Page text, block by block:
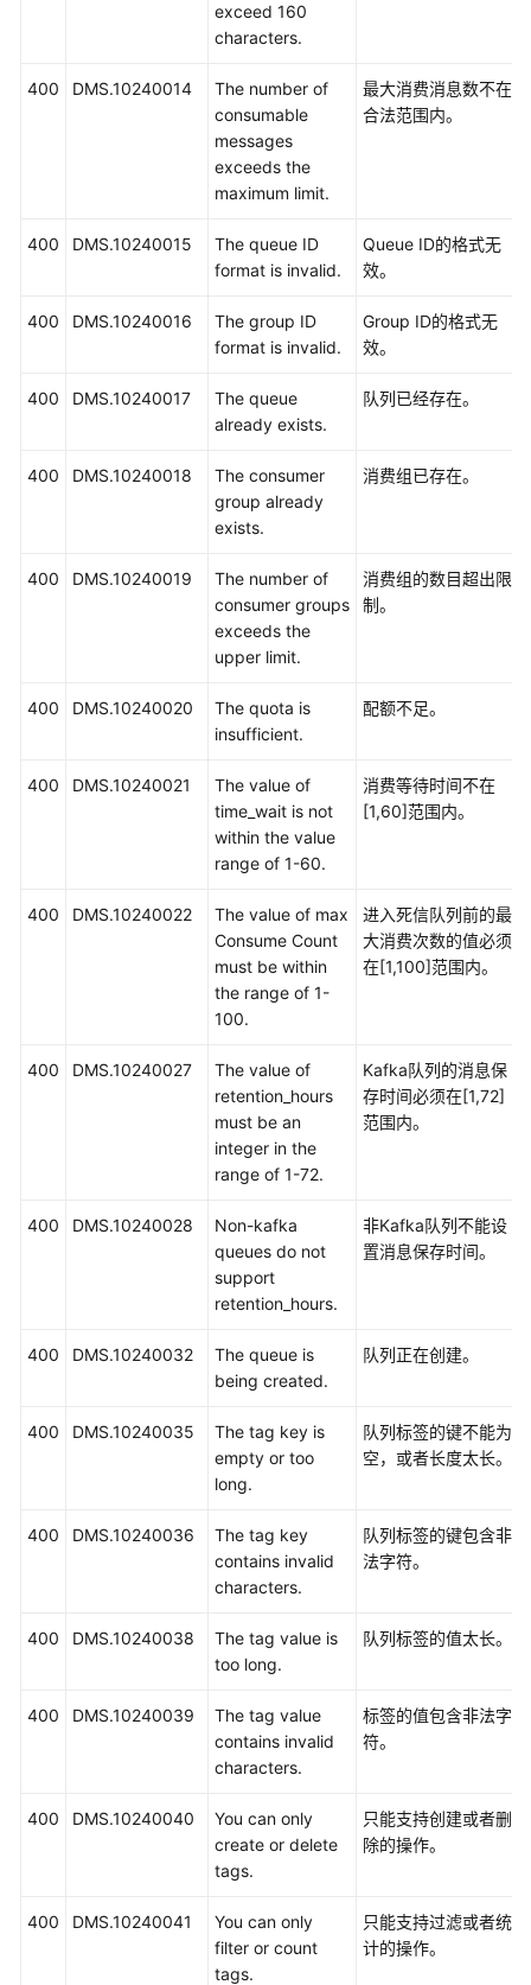
exceed 160
characters.
400 DMS.10240014
The number of
consumable
messages
exceeds the
maximum limit.
最大消费消息数不在
合法范围内。
400 DMS.10240015
The queue ID
format is invalid.
Queue ID的格式无
效。
400 DMS.10240016
The group ID
format is invalid.
Group ID的格式无
效。
400 DMS.10240017
The queue
already exists.
队列已经存在。
400 DMS.10240018
The consumer
group already
exists.
消费组已存在。
400 DMS.10240019
The number of
consumer groups
exceeds the
upper limit.
消费组的数目超出限
制。
400 DMS.10240020
The quota is
insufficient.
配额不足。
400 DMS.10240021
The value of
time_wait is not
within the value
range of 1-60.
消费等待时间不在
[1,60]范围内。
400 DMS.10240022
The value of max
Consume Count
must be within
the range of 1-
100.
进入死信队列前的最
大消费次数的值必须
在[1,100]范围内。
400 DMS.10240027
The value of
retention_hours
must be an
integer in the
range of 1-72.
Kafka队列的消息保
存时间必须在[1,72]
范围内。
400 DMS.10240028
Non-kafka
queues do not
support
retention_hours.
非Kafka队列不能设
置消息保存时间。
400 DMS.10240032
The queue is
being created.
队列正在创建。
400 DMS.10240035
The tag key is
empty or too
long.
队列标签的键不能为
空，或者长度太长。
400 DMS.10240036
The tag key
contains invalid
characters.
队列标签的键包含非
法字符。
400 DMS.10240038
The tag value is
too long.
队列标签的值太长。
400 DMS.10240039
The tag value
contains invalid
characters.
标签的值包含非法字
符。
400 DMS.10240040
You can only
create or delete
tags.
只能支持创建或者删
除的操作。
400 DMS.10240041
You can only
filter or count
tags.
只能支持过滤或者统
计的操作。